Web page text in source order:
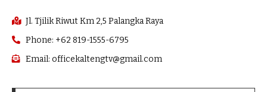
Jl. Tjilik Riwut Km 2,5 Palangka Raya
Phone: +62 819-1555-6795
Email: officekaltengtv@gmail.com